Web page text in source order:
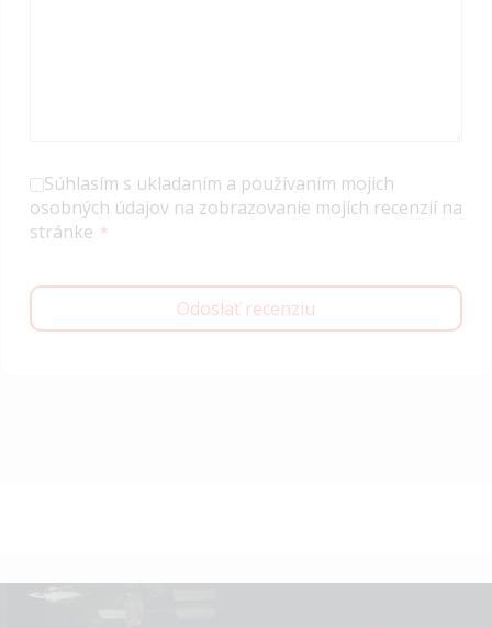
Súhlasím s ukladaním a používaním mojich
osobných údajov na zobrazovanie mojich recenzií na
stránke
Odoslať recenziu